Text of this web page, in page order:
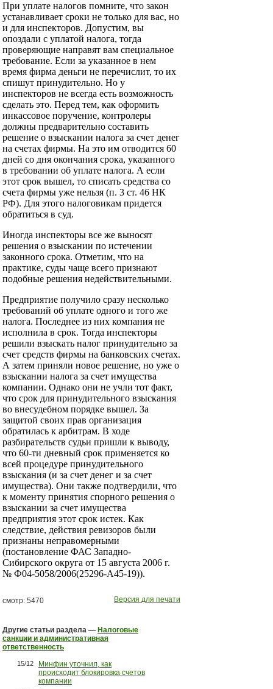
При уплате налогов помните, что закон
устанавливает сроки не только для вас, но
и для инспекторов. Допустим, вы
опоздали с уплатой налога, тогда
проверяющие направят вам специальное
требование. Если за указанное в нем
время фирма деньги не перечислит, то их
спишут принудительно. Но у
инспекторов не всегда есть возможность
сделать это. Перед тем, как оформить
инкассовое поручение, контролеры
должны предварительно составить
решение о взыскании налога за счет денег
на счетах фирмы. На это им отводится 60
дней со дня окончания срока, указанного
в требовании об уплате налога. А если
этот срок вышел, то списать средства со
счета фирмы уже нельзя (п. 3 ст. 46 НК
РФ). Для этого налоговикам придется
обратиться в суд.
Иногда инспекторы все же выносят
решения о взыскании по истечении
законного срока. Отметим, что на
практике, суды чаще всего признают
подобные решения недействительными.
Предприятие получило сразу несколько
требований об уплате одного и того же
налога. Последнее из них компания не
исполнила в срок. Тогда инспекторы
решили взыскать налог принудительно за
счет средств фирмы на банковских счетах.
А затем приняли новое решение, но уже о
взыскании налога за счет имущества
компании. Однако они не учли тот факт,
что срок для принудительного взыскания
во внесудебном порядке вышел. За
защитой своих прав организация
обратилась к арбитрам. В ходе
разбирательств судьи пришли к выводу,
что 60-ти дневный срок применяется ко
всей процедуре принудительного
взыскания (и за счет денег и за счет
имущества). Они также подтвердили, что
к моменту принятия спорного решения о
взыскании за счет имущества
предприятия этот срок истек. Как
следствие, действия ревизоров были
признаны неправомерными
(постановление ФАС Западно-
Сибирского округа от 15 августа 2006 г.
№ Ф04-5058/2006(25296-А45-19)).
смотр: 5470 Версия для печати
Другие статьи раздела — Налоговые
санкции и административная
ответственность
15/12
Минфин уточнил, как
происходит блокировка счетов
компании